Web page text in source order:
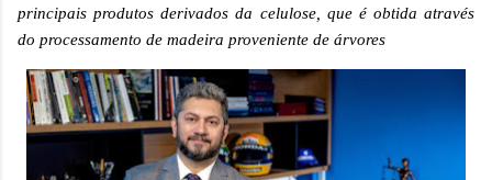
principais produtos derivados da celulose, que é obtida através
do processamento de madeira proveniente de árvores